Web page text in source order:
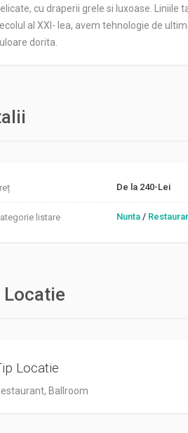
cu draperii grele si luxoase. Liniile
al XXI- lea, avem tehnologie de
dorita.
De la 240-Lei
listare Nunta /
Locatie
Locatie
Ballroom